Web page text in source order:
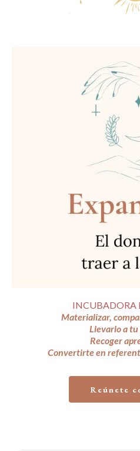
INCUBADORA
Materializar,
Llevarlo a
Recoger
Convertirte en
Reúnete